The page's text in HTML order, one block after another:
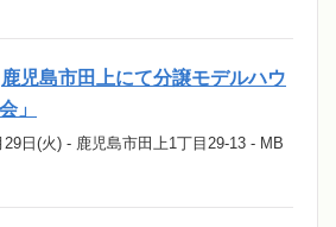
鹿児島市田上にて分譲モデルハウ
」
日(火) - 鹿児島市田上1丁目29-13 - MB